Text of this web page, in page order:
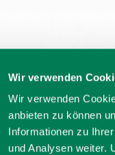
Wir verwenden
Wir verwenden
anbieten zu können
Informationen zu
und Analysen weiter.